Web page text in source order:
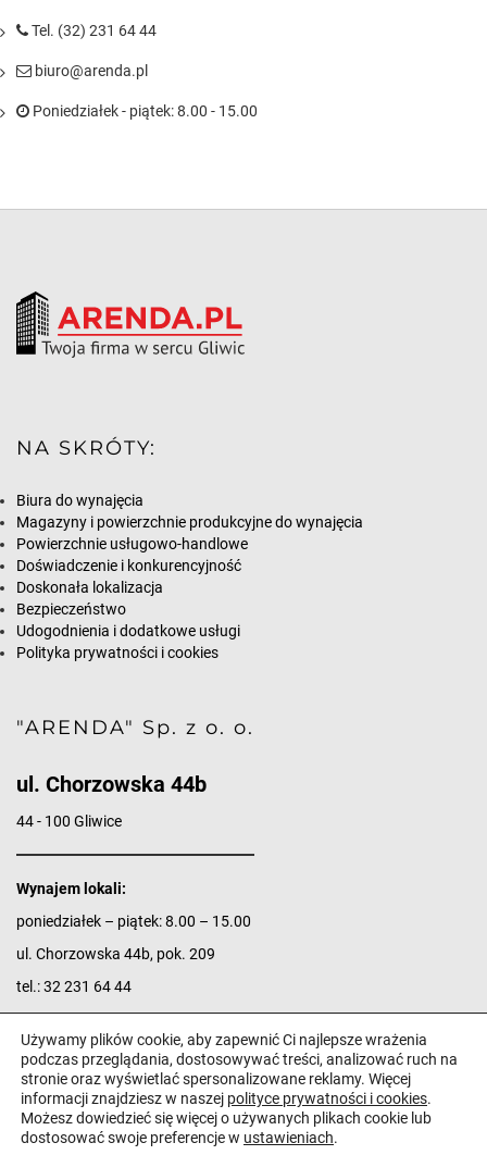
Tel. (32) 231 64 44
biuro@arenda.pl
Poniedziałek - piątek: 8.00 - 15.00
NA SKRÓTY:
Biura do wynajęcia
Magazyny i powierzchnie produkcyjne do wynajęcia
Powierzchnie usługowo-handlowe
Doświadczenie i konkurencyjność
Doskonała lokalizacja
Bezpieczeństwo
Udogodnienia i dodatkowe usługi
Polityka prywatności i cookies
"ARENDA" Sp. z o. o.
ul. Chorzowska 44b
44 - 100 Gliwice
Wynajem lokali:
poniedziałek – piątek: 8.00 – 15.00
ul. Chorzowska 44b, pok. 209
tel.:32 231 64 44
e-mail:biuro@arenda.pl
Napisz do nas w 2 minuty.
Używamy plików cookie, aby zapewnić Ci najlepsze wrażenia
podczas przeglądania, dostosowywać treści, analizować ruch na
stronie oraz wyświetlać spersonalizowane reklamy. Więcej
informacji znajdziesz w naszej polityce prywatności i cookies.
Możesz dowiedzieć się więcej o używanych plikach cookie lub
dostosować swoje preferencje w ustawieniach.